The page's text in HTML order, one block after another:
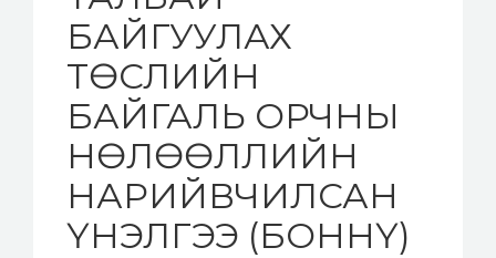
БАЙГУУЛАХ
ТӨСЛИЙН
БАЙГАЛЬ ОРЧНЫ
НӨЛӨӨЛЛИЙН
НАРИЙВЧИЛСАН
ҮНЭЛГЭЭ (БОННҮ)